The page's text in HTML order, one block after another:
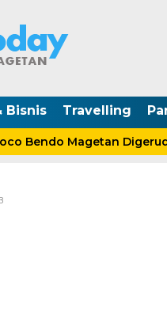
Bisnis Travelling
Bendo Magetan